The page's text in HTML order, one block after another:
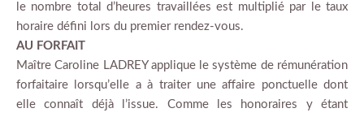
le nombre total d’heures travaillées est multiplié par le taux
horaire défini lors du premier rendez-vous.
AU FORFAIT
Maître Caroline LADREY applique le système de rémunération
forfaitaire lorsqu’elle a à traiter une affaire ponctuelle dont
elle connaît déjà l’issue. Comme les honoraires y étant